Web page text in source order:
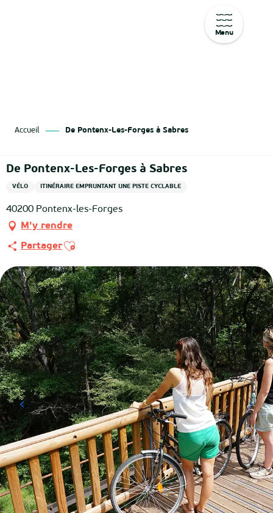
Menu
Accueil De Pontenx-Les-Forges à Sabres
De Pontenx-Les-Forges à Sabres
VÉLO ITINÉRAIRE EMPRUNTANT UNE PISTE CYCLABLE
40200 Pontenx-les-Forges
M'y rendre
PartagerAjouter aux favoris